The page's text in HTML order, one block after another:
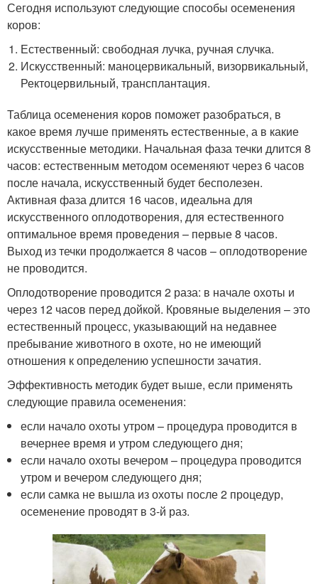
Сегодня используют следующие способы осеменения
коров:
Естественный: свободная лучка, ручная случка.
Искусственный: маноцервикальный, визорвикальный,
Ректоцервильный, трансплантация.
Таблица осеменения коров поможет разобраться, в
какое время лучше применять естественные, а в какие
искусственные методики. Начальная фаза течки длится 8
часов: естественным методом осеменяют через 6 часов
после начала, искусственный будет бесполезен.
Активная фаза длится 16 часов, идеальна для
искусственного оплодотворения, для естественного
оптимальное время проведения – первые 8 часов.
Выход из течки продолжается 8 часов – оплодотворение
не проводится.
Оплодотворение проводится 2 раза: в начале охоты и
через 12 часов перед дойкой. Кровяные выделения – это
естественный процесс, указывающий на недавнее
пребывание животного в охоте, но не имеющий
отношения к определению успешности зачатия.
Эффективность методик будет выше, если применять
следующие правила осеменения:
если начало охоты утром – процедура проводится в
вечернее время и утром следующего дня;
если начало охоты вечером – процедура проводится
утром и вечером следующего дня;
если самка не вышла из охоты после 2 процедур,
осеменение проводят в 3-й раз.